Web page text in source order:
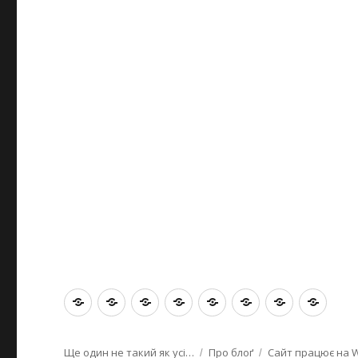
ГоловнаПитання
відповіді
СпортНєтлєнкаМемуари
Про
блоґ
Теґи Архіви
Ще один не такий як усі… Про блоґ Сайт працює на